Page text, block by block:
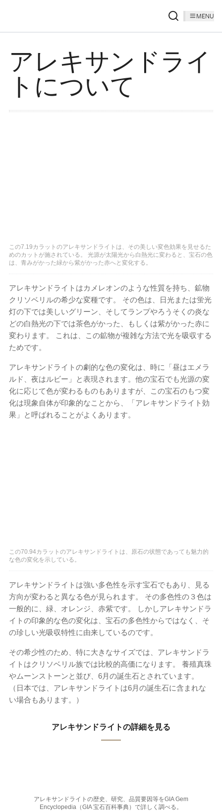
MENU
アレキサンドライ
トについて
この7.19​​カラットのアレキサンドライトは、その美しい変色効果を見せるた
めのカットが施されている。 光源が太陽光から白熱光に変わると、宝石の色
は、青みがかった緑から紫がかった赤へと変化する。
アレキサンドライトはカメレオンのような性質を持ち、鉱物
クリソベリルの希少な変種です。 その色は、日光または蛍光
灯の下では美しいグリーン、そしてランプやろうそくの炎な
どの白熱光の下では茶色がかった、もしくは紫がかった赤に
変わります。 これは、この鉱物が複雑な方法で光を吸収する
ためです。
アレキサンドライトの劇的な色の変化は、時に「昼はエメラ
ルド、夜はルビー」と表現されます。他の宝石でも光源の変
化に応じて色が変わるものもありますが、この宝石のもつ変
化は現象自体が印象的なことから、「アレキサンドライト効
果」と呼ばれることがよくあります。
この70.94カラットのアレキサンドライトは、原石の状態であっても魅力的
な色の変化を示している。
アレキサンドライトは強い多色性を示す宝石でもあり、見る
方向が変わると異なる色が見られます。 その多色性の３色は
一般的に、緑、オレンジ、赤紫です。 しかしアレキサンドラ
イトの印象的な色の変化は、宝石の多色性からではなく、そ
の珍しい光吸収特性に由来しているのです。
その希少性のため、特に大きなサイズでは、アレキサンドラ
イトはクリソベリル族では比較的高価になります。 養殖真珠
やムーンストーンと並び、6月の誕生石とされています。
（日本では、アレキサンドライトは6月の誕生石に含まれな
い場合もあります。）
アレキサンドライトの詳細を見る
アレキサンドライトの歴史、研究、品質要因等をGIA Gem
Encyclopedia（GIA 宝石百科事典）で詳しく調べる。